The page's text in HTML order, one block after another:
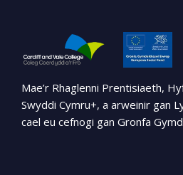
Mae’r Rhaglenni Prentisiaeth,
Swyddi Cymru+, a arweinir gan
cael eu cefnogi gan Gronfa